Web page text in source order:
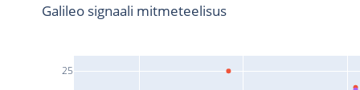
25
Galileo signaali mitmeteelisus